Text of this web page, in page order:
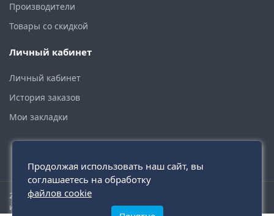
Производители
Товары со скидкой
Личный кабинет
Личный кабинет
История заказов
Мои закладки
2015 - 2026 © santehmoskva.ru — интернет-магазин сантехники
инженерной и бытовой.
Продолжая использовать наш сайт, вы
соглашаетесь на обработку
файлов cookie